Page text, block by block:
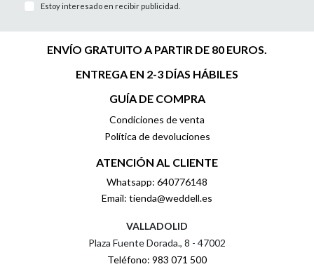
Estoy interesado en recibir publicidad.
ENVÍO GRATUITO A PARTIR DE 80 EUROS.
ENTREGA EN 2-3 DÍAS HÁBILES
GUÍA DE COMPRA
Condiciones de venta
Política de devoluciones
ATENCIÓN AL CLIENTE
Whatsapp: 640776148
Email: tienda@weddell.es
VALLADOLID
Plaza Fuente Dorada., 8 - 47002
Teléfono: 983 071 500